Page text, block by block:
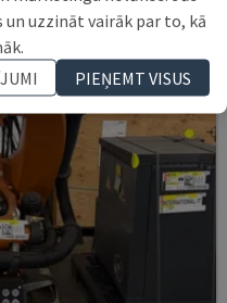
uzzināt vairāk par to, kā
PIEŅEMT VISUS